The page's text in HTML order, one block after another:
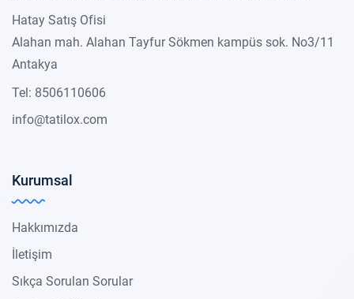
Hatay Satış Ofisi
Alahan mah. Alahan Tayfur Sökmen kampüs sok. No3/11
Antakya
Tel: 8506110606
info@tatilox.com
Kurumsal
Hakkımızda
İletişim
Sıkça Sorulan Sorular